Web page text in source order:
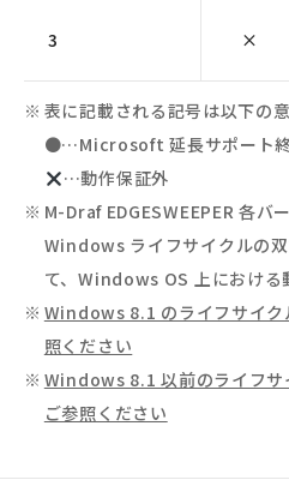
3 ×
表に記載される記号は以下の
●…Microsoft 延長サポート終
…動作保証外
M-Draf EDGESWEEPER 各
Windows ライフサイクルの
て、Windows OS 上における
Windows 8.1 のライフサイク
照ください
Windows 8.1 以前のライフサ
ご参照ください